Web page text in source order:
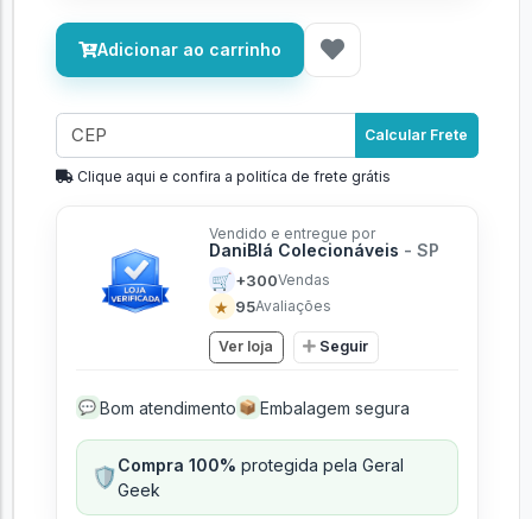
Adicionar ao carrinho
Calcular Frete
Clique aqui e confira a politíca de frete grátis
Vendido e entregue por
DaniBlá Colecionáveis - SP
🛒 +300Vendas
★ 95Avaliações
Ver loja Seguir
💬 Bom atendimento 📦 Embalagem segura
🛡️Compra 100% protegida pela Geral
Geek